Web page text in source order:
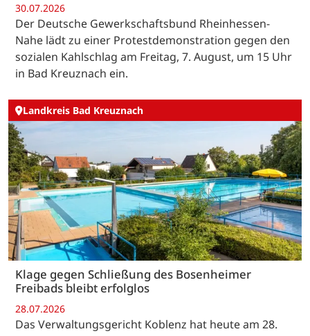
30.07.2026
Der Deutsche Gewerkschaftsbund Rheinhessen-
Nahe lädt zu einer Protestdemonstration gegen den
sozialen Kahlschlag am Freitag, 7. August, um 15 Uhr
in Bad Kreuznach ein.
Landkreis Bad Kreuznach
Klage gegen Schließung des Bosenheimer
Freibads bleibt erfolglos
28.07.2026
Das Verwaltungsgericht Koblenz hat heute am 28.